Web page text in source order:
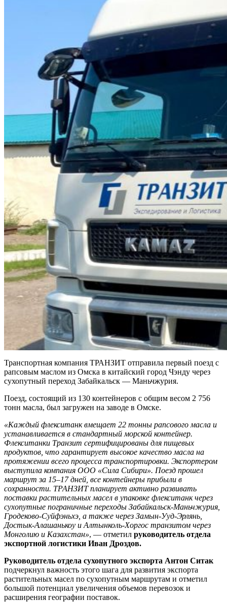
Транспортная компания ТРАНЗИТ отправила первый поезд с
рапсовым маслом из Омска в китайский город Чэнду через
сухопутный переход Забайкальск — Маньчжурия.
Поезд, состоящий из 130 контейнеров с общим весом 2 756
тонн масла, был загружен на заводе в Омске.
«Каждый флекситанк вмещает 22 тонны рапсового масла и
устанавливается в стандартный морской контейнер.
Флекситанки Транзит сертифицированы для пищевых
продуктов, что гарантирует высокое качество масла на
протяжении всего процесса транспортировки. Экспортером
выступила компания ООО «Сила Сибири». Поезд прошел
маршрут за 15–17 дней, все контейнеры прибыли в
сохранности. ТРАНЗИТ планирует активно развивать
поставки растительных масел в упаковке флекситанк через
сухопутные пограничные переходы Забайкальск-Маньчжурия,
Гродеково-Суйфэньхэ, а также через Замын-Ууд-Эрлянь,
Достык-Алашанькоу и Алтынколь-Хоргос транзитом через
Монголию и Казахстан», — отметил руководитель отдела
экспортной логистики Иван Дроздов.
Руководитель отдела сухопутного экспорта Антон Ситак
подчеркнул важность этого шага для развития экспорта
растительных масел по сухопутным маршрутам и отметил
большой потенциал увеличения объемов перевозок и
расширения географии поставок.